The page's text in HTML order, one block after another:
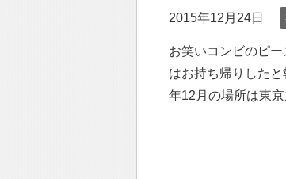
2015年12月24日
お笑いコンビのピ
はお持ち帰りした
年12月の場所は東